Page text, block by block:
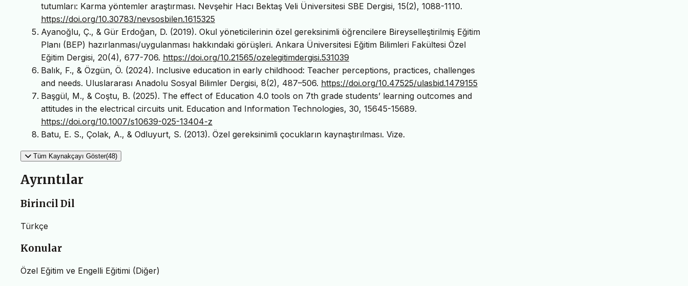
tutumları: Karma yöntemler araştırması. Nevşehir Hacı Bektaş Veli Üniversitesi SBE Dergisi, 15(2), 1088-1110.
https://doi.org/10.30783/nevsosbilen.1615325
Ayanoğlu, Ç., & Gür Erdoğan, D. (2019). Okul yöneticilerinin özel gereksinimli öğrencilere Bireyselleştirilmiş Eğitim
Planı (BEP) hazırlanması/uygulanması hakkındaki görüşleri. Ankara Üniversitesi Eğitim Bilimleri Fakültesi Özel
Eğitim Dergisi, 20(4), 677-706. https://doi.org/10.21565/ozelegitimdergisi.531039
Balık, F., & Özgün, Ö. (2024). Inclusive education in early childhood: Teacher perceptions, practices, challenges
and needs. Uluslararası Anadolu Sosyal Bilimler Dergisi, 8(2), 487–506. https://doi.org/10.47525/ulasbid.1479155
Başgül, M., & Coştu, B. (2025). The effect of Education 4.0 tools on 7th grade students’ learning outcomes and
attitudes in the electrical circuits unit. Education and Information Technologies, 30, 15645-15689.
https://doi.org/10.1007/s10639-025-13404-z
Batu, E. S., Çolak, A., & Odluyurt, S. (2013). Özel gereksinimli çocukların kaynaştırılması. Vize.
Tüm Kaynakçayı Göster(48)
Ayrıntılar
Birincil Dil
Türkçe
Konular
Özel Eğitim ve Engelli Eğitimi (Diğer)